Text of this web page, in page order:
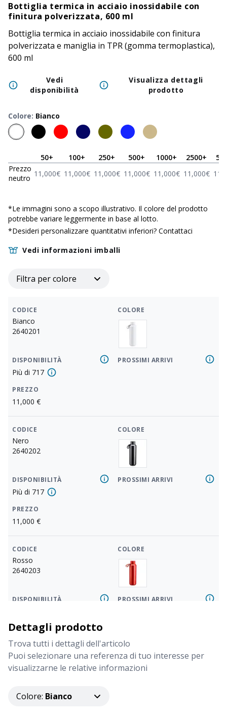
Bottiglia termica in acciaio inossidabile con
finitura polverizzata, 600 ml
Bottiglia termica in acciaio inossidabile con finitura
polverizzata e maniglia in TPR (gomma termoplastica),
600 ml
Vedi
disponibilità
Visualizza dettagli
prodotto
Colore: Bianco
50+ 100+ 250+ 500+ 1000+ 2500+
Prezzo
neutro 11,000€ 11,000€ 11,000€ 11,000€ 11,000€ 11,000€
*Le immagini sono a scopo illustrativo. Il colore del prodotto
potrebbe variare leggermente in base al lotto.
*Desideri personalizzare quantitativi inferiori? Contattaci
Vedi informazioni imballi
Filtra per colore
CODICE
Bianco
2640201
COLORE
PREZZO
11,000 €
DISPONIBILITÀ
Più di 717
PROSSIMI ARRIVI
CODICE
Nero
2640202
COLORE
PREZZO
11,000 €
DISPONIBILITÀ
Più di 717
PROSSIMI ARRIVI
CODICE
Rosso
2640203
COLORE
PREZZO
11,000€
DISPONIBILITÀ PROSSIMI ARRIVI
CODICE COLORE
Dettagli prodotto
Trova tutti i dettagli dell'articolo
Puoi selezionare una referenza di tuo interesse per
visualizzarne le relative informazioni
Colore: Bianco